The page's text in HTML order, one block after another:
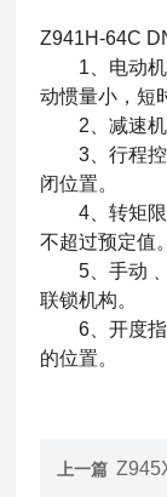
Z941H-64C
1、电动机
动惯量小，短
2、减速机
3、行程控
闭位置。
4、转矩限
不超过预定值。
5、手动﹑
联锁机构。
6、开度指
的位置。
上一篇